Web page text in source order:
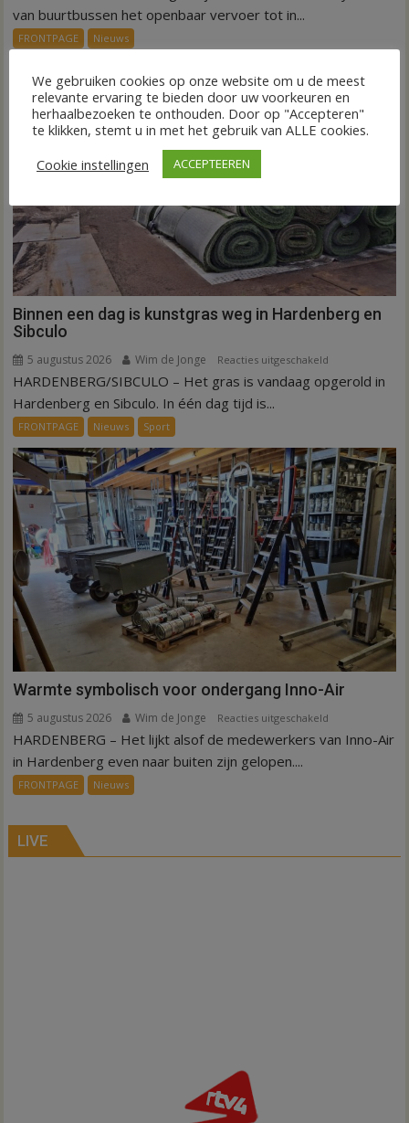
verbindt
Hardenberg
van buurtbussen het openbaar vervoer tot in...
FRONTPAGE Nieuws
Binnen een dag is kunstgras weg in Hardenberg en
Sibculo
5 augustus 2026 Wim de Jonge Reacties uitgeschakeld
Binnen
kunstgras
weg
in
Hardenberg
en
Sibculo
HARDENBERG/SIBCULO – Het gras is vandaag opgerold in
Hardenberg en Sibculo. In één dag tijd is...
FRONTPAGE Nieuws Sport
Warmte symbolisch voor ondergang Inno-Air
5 augustus 2026 Wim de Jonge Reacties uitgeschakeld
Warmte
HARDENBERG – Het lijkt alsof de medewerkers van Inno-Air
in Hardenberg even naar buiten zijn gelopen....
FRONTPAGE Nieuws
LIVE
We gebruiken cookies op onze website om u de meest
relevante ervaring te bieden door uw voorkeuren en
herhaalbezoeken te onthouden. Door op "Accepteren"
te klikken, stemt u in met het gebruik van ALLE cookies.
Cookie instellingen
ACCEPTEEREN